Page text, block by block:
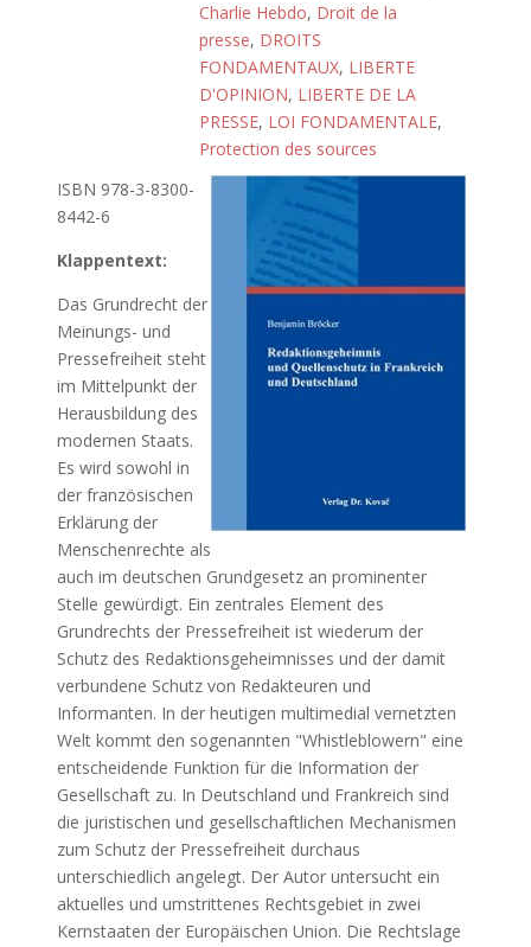
Charlie Hebdo, Droit de la
presse, DROITS
FONDAMENTAUX, LIBERTE
D'OPINION, LIBERTE DE LA
PRESSE, LOI FONDAMENTALE,
Protection des sources
ISBN 978-3-8300-
8442-6
Klappentext:
Das Grundrecht der
Meinungs- und
Pressefreiheit steht
im Mittelpunkt der
Herausbildung des
modernen Staats.
Es wird sowohl in
der französischen
Erklärung der
Menschenrechte als
auch im deutschen Grundgesetz an prominenter
Stelle gewürdigt. Ein zentrales Element des
Grundrechts der Pressefreiheit ist wiederum der
Schutz des Redaktionsgeheimnisses und der damit
verbundene Schutz von Redakteuren und
Informanten. In der heutigen multimedial vernetzten
Welt kommt den sogenannten "Whistleblowern" eine
entscheidende Funktion für die Information der
Gesellschaft zu. In Deutschland und Frankreich sind
die juristischen und gesellschaftlichen Mechanismen
zum Schutz der Pressefreiheit durchaus
unterschiedlich angelegt. Der Autor untersucht ein
aktuelles und umstrittenes Rechtsgebiet in zwei
Kernstaaten der Europäischen Union. Die Rechtslage